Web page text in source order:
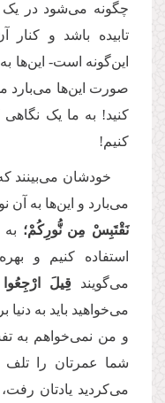
چگونه می‌شود در
تابیده باشد و
این‌گونه است- این‌ها
صورت این‌ها می‌بارد
کنید! به ما یک نگاهی
کنیم!
خودشان می‌بینند
می‌بارد و این‌ها به آن
نَقْتَبِسْ مِن نُّورِكُمْ؛
استفاده کنیم و
می‌گویند قِیلَ ارْجِعُوا
می‌خواهید باید به دنیا
و من نمی‌خواهم به
شما عمرتان را تلف
می‌کردید یادتان